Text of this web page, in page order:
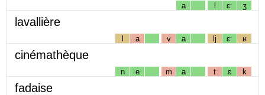
a l ɛː ʒ
lavallière
l a v a lj ɛː ʁ
cinémathèque
n e m a t ɛ k
fadaise